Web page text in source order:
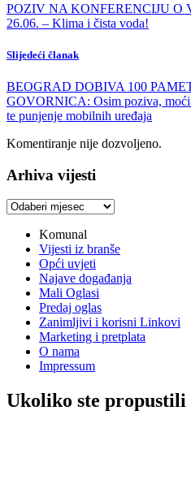
POZIV NA KONFERENCIJU
26.06. – Klima i čista voda!
Slijedeći članak
BEOGRAD DOBIVA 100
GOVORNICA: Osim poziva,
te punjenje mobilnih uređaja
Komentiranje nije dozvoljeno.
Arhiva vijesti
Arhiva
Komunal
Vijesti iz branše
Opći uvjeti
Najave događanja
Mali Oglasi
Predaj oglas
Zanimljivi i korisni Linkovi
Marketing i pretplata
O nama
Impressum
Ukoliko ste propustili